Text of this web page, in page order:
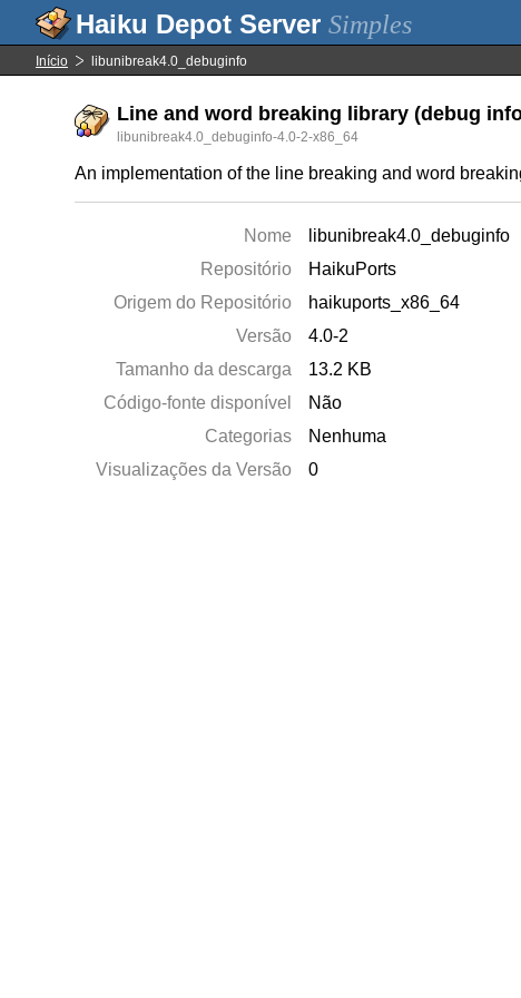
Simples
Início libunibreak4.0_debuginfo
Line and word breaking library (debug
libunibreak4.0_debuginfo-4.0-2-x86_64
An implementation of the line breaking and word
Nome
libunibreak4.0_debuginfo
Repositório
HaikuPorts
Origem do Repositório
haikuports_x86_64
Versão
4.0-2
Tamanho da descarga
13.2 KB
Código-fonte disponível
Não
Categorias
Nenhuma
Visualizações da Versão
0